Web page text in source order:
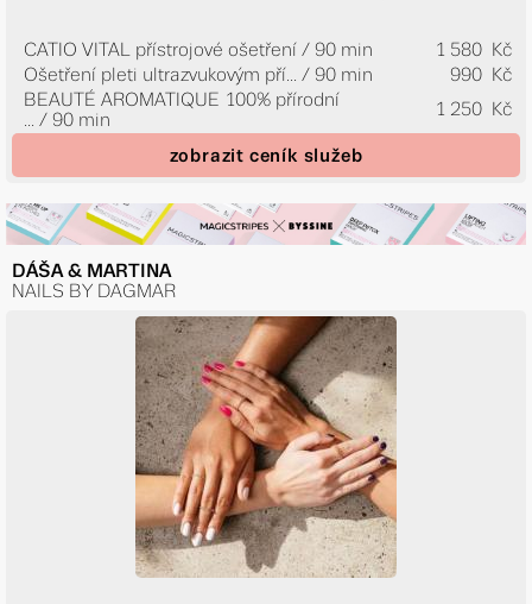
CATIO VITAL přístrojové ošetření / 90 min
1 580 Kč
Ošetření pleti ultrazvukovým pří...
/ 90 min
990 Kč
BEAUTÉ AROMATIQUE 100% přírodní
/ 90 min
1 250 Kč
zobrazit ceník služeb
DÁŠA & MARTINA
NAILS BY DAGMAR